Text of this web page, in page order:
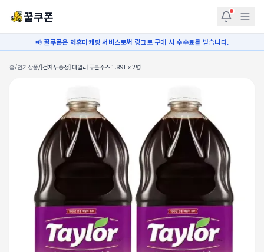
꿀쿠폰
📢 꿀쿠폰은 제휴마케팅 서비스로써 링크로 구매 시 수수료를 받습니다.
홈/인기상품/[건자두증정] 테일러 푸룬주스 1.89L x 2병